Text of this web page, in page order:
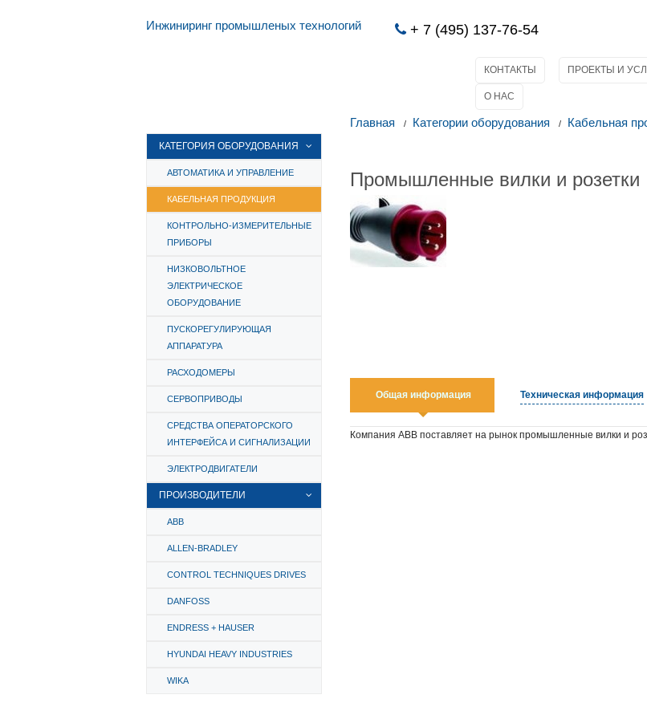
Инжиниринг промышленых технологий + 7 (495) 137-76-54
КОНТАКТЫ ПРОЕКТЫ И
О НАС
КАТЕГОРИЯ ОБОРУДОВАНИЯ
АВТОМАТИКА И УПРАВЛЕНИЕ
КАБЕЛЬНАЯ ПРОДУКЦИЯ
КОНТРОЛЬНО-ИЗМЕРИТЕЛЬНЫЕ
ПРИБОРЫ
НИЗКОВОЛЬТНОЕ
ЭЛЕКТРИЧЕСКОЕ
ОБОРУДОВАНИЕ
ПУСКОРЕГУЛИРУЮЩАЯ
АППАРАТУРА
РАСХОДОМЕРЫ
СЕРВОПРИВОДЫ
СРЕДСТВА ОПЕРАТОРСКОГО
ИНТЕРФЕЙСА И СИГНАЛИЗАЦИИ
ЭЛЕКТРОДВИГАТЕЛИ
ПРОИЗВОДИТЕЛИ
ABB
ALLEN-BRADLEY
CONTROL TECHNIQUES DRIVES
DANFOSS
ENDRESS + HAUSER
HYUNDAI HEAVY INDUSTRIES
WIKA
Главная Категории оборудования Кабельная
Промышленные вилки и розетки
Общая информация Техническая информация
Компания ABB поставляет на рынок промышленные вилки и